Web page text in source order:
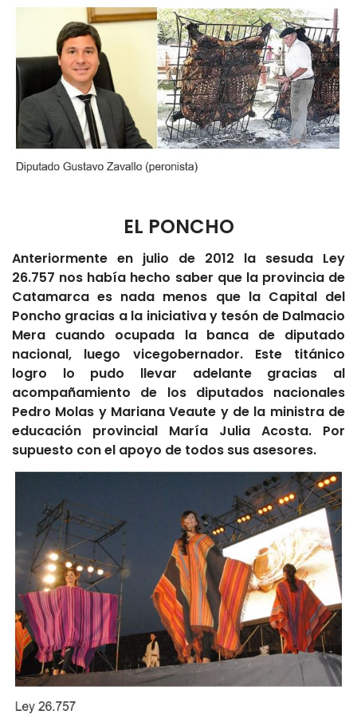
EL PONCHO
Anteriormente en julio de 2012 la sesuda Ley
26.757 nos había hecho saber que la provincia de
Catamarca es nada menos que la Capital del
Poncho gracias a la iniciativa y tesón de Dalmacio
Mera cuando ocupada la banca de diputado
nacional, luego vicegobernador. Este titánico
logro lo pudo llevar adelante gracias al
acompañamiento de los diputados nacionales
Pedro Molas y Mariana Veaute y de la ministra de
educación provincial María Julia Acosta. Por
supuesto con el apoyo de todos sus asesores.